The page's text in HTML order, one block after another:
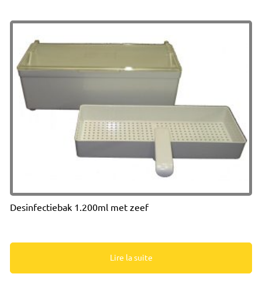
Desinfectiebak 1.200ml met zeef
Lire la suite